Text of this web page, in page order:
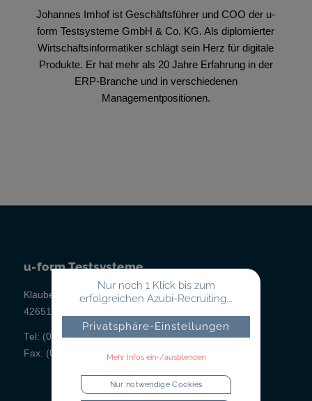
Johannes Imhof ist Geschäftsführer und COO der u-
form Testsysteme GmbH & Co. KG. Als diplomierter
Wirtschaftsinformatiker schlägt sein Herz für digitale
Produkte. Er hat mehr als 20 Jahre Erfahrung in der
ERP-Branche und in verschiedenen
Managementpositionen.
u-form Testsysteme
Klauberger Straße 1
42651 Solingen
Tel: (02 12) 260 498-0
Fax: (02 12) 260 498-43
Nur noch 1 Klick bis zum
erfolgreichen Azubi-Recruiting...
Privatsphäre-Einstellungen
Mehr Infos ein-/ausblenden
Nur notwendige Cookies